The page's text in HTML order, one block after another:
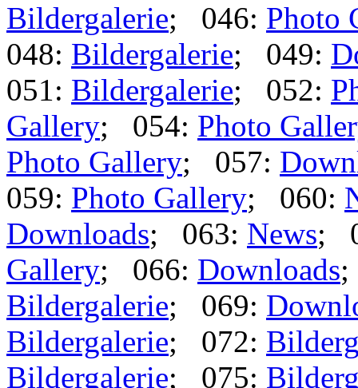
Bildergalerie; 046: Photo
048: Bildergalerie; 049:
051: Bildergalerie; 052:
Gallery; 054: Photo
Photo Gallery; 057:
059: Photo Gallery; 060:
Downloads; 063: News;
Gallery; 066: Downloads
Bildergalerie; 069:
Bildergalerie; 072:
Bildergalerie; 075: